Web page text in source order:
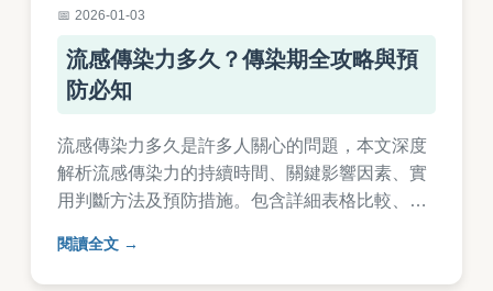
2026-01-03
流感傳染力多久？傳染期全攻略與預
防必知
流感傳染力多久是許多人關心的問題，本文深度
解析流感傳染力的持續時間、關鍵影響因素、實
用判斷方法及預防措施。包含詳細表格比較、常
風險。
閱讀全文